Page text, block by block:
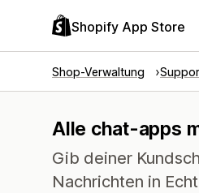
Shopify App Store
Shop-Verwaltung
Alle chat-apps
Gib deiner
Nachrichten in